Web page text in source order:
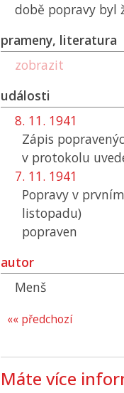
době popravy byl
prameny, literatura
zobrazit
události
8. 11. 1941
Zápis
v protokolu
7. 11. 1941
Popravy v
listopadu)
popraven
autor
Menš
«« předchozí
Máte více